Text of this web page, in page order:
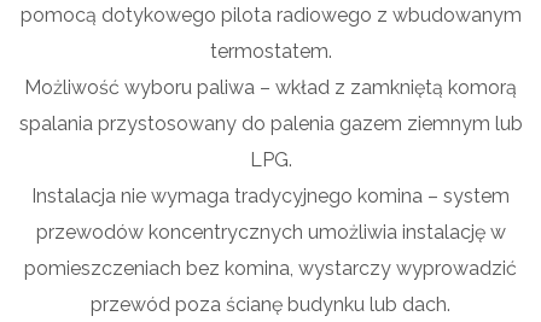
pomocą dotykowego pilota radiowego z wbudowanym
termostatem.
Możliwość wyboru paliwa – wkład z zamkniętą komorą
spalania przystosowany do palenia gazem ziemnym lub
LPG.
Instalacja nie wymaga tradycyjnego komina – system
przewodów koncentrycznych umożliwia instalację w
pomieszczeniach bez komina, wystarczy wyprowadzić
przewód poza ścianę budynku lub dach.